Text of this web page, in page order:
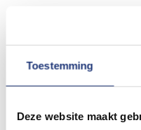
Toestemming
Deze website maakt
Gerelateerde